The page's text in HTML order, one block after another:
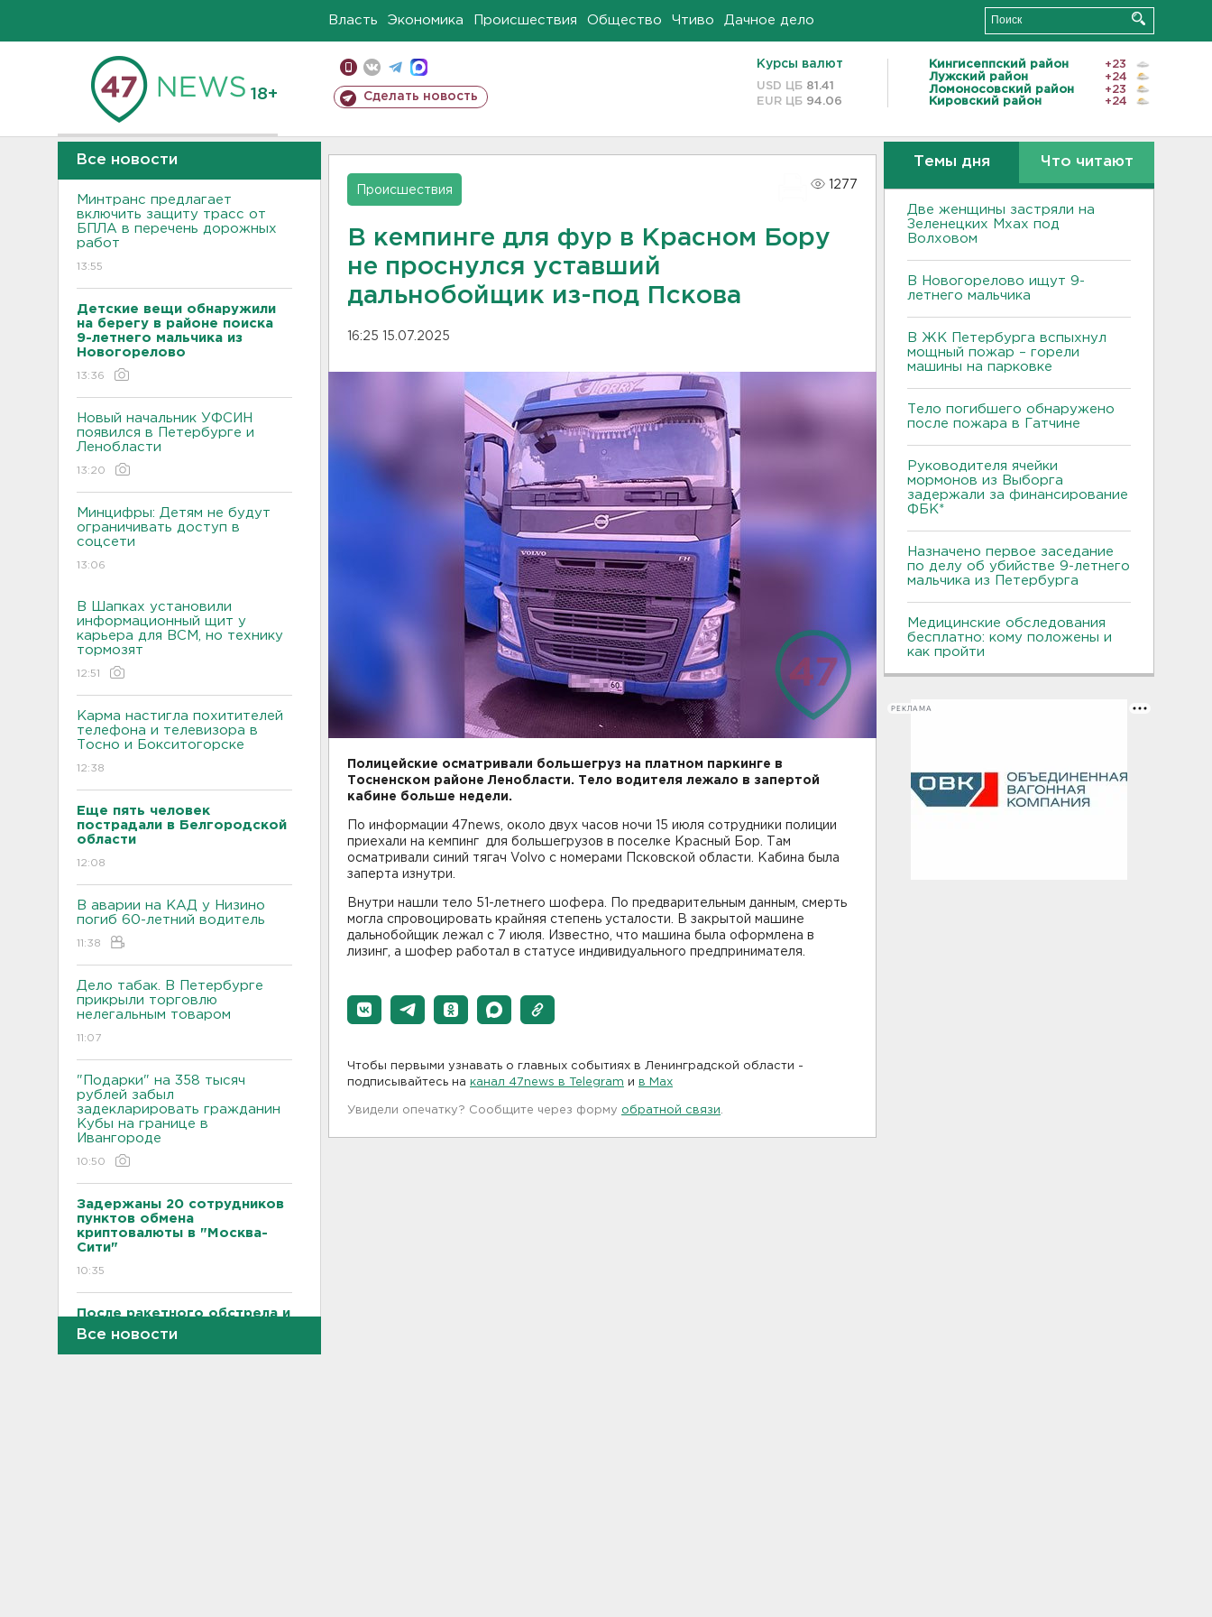
Власть Экономика Происшествия Общество Чтиво Дачное дело
18+ Сделать новость
Курсы валют
USD ЦБ 81.41
EUR ЦБ 94.06
Кингисеппский район
+23
Лужский район
+24
Ломоносовский район
+23
Кировский район
+24
Все новости
Минтранс предлагает
включить защиту трасс от
БПЛА в перечень дорожных
работ
13:55
Детские вещи обнаружили
на берегу в районе поиска
9-летнего мальчика из
Новогорелово
13:36
Новый начальник УФСИН
появился в Петербурге и
Ленобласти
13:20
Минцифры: Детям не будут
ограничивать доступ в
соцсети
13:06
В Шапках установили
информационный щит у
карьера для ВСМ, но технику
тормозят
12:51
Карма настигла похитителей
телефона и телевизора в
Тосно и Бокситогорске
12:38
Еще пять человек
пострадали в Белгородской
области
12:08
В аварии на КАД у Низино
погиб 60-летний водитель
11:38
Дело табак. В Петербурге
прикрыли торговлю
нелегальным товаром
11:07
"Подарки" на 358 тысяч
рублей забыл
задекларировать гражданин
Кубы на границе в
Ивангороде
10:50
Задержаны 20 сотрудников
пунктов обмена
криптовалюты в "Москва-
Сити"
10:35
После ракетного обстрела и
атак беспилотников на
транспорт в Белгородской
области пострадали пятеро
Все новости
Происшествия
1277
В кемпинге для фур в Красном Бору
не проснулся уставший
дальнобойщик из-под Пскова
16:25 15.07.2025
Полицейские осматривали большегруз на платном паркинге в
Тосненском районе Ленобласти. Тело водителя лежало в запертой
кабине больше недели.
По информации 47news, около двух часов ночи 15 июля сотрудники полиции
приехали на кемпинг для большегрузов в поселке Красный Бор. Там
осматривали синий тягач Volvo с номерами Псковской области. Кабина была
заперта изнутри.
Внутри нашли тело 51-летнего шофера. По предварительным данным, смерть
могла спровоцировать крайняя степень усталости. В закрытой машине
дальнобойщик лежал с 7 июля. Известно, что машина была оформлена в
лизинг, а шофер работал в статусе индивидуального предпринимателя.
Чтобы первыми узнавать о главных событиях в Ленинградской области -
подписывайтесь на канал 47news в Telegram и в Maх
Увидели опечатку? Сообщите через форму обратной связи
Темы дня Что читают
Две женщины застряли на
Зеленецких Мхах под
Волховом
В Новогорелово ищут 9-
летнего мальчика
В ЖК Петербурга вспыхнул
мощный пожар – горели
машины на парковке
Тело погибшего обнаружено
после пожара в Гатчине
Руководителя ячейки
мормонов из Выборга
задержали за финансирование
ФБК*
Назначено первое заседание
по делу об убийстве 9-летнего
мальчика из Петербурга
Медицинские обследования
бесплатно: кому положены и
как пройти
РЕКЛАМА